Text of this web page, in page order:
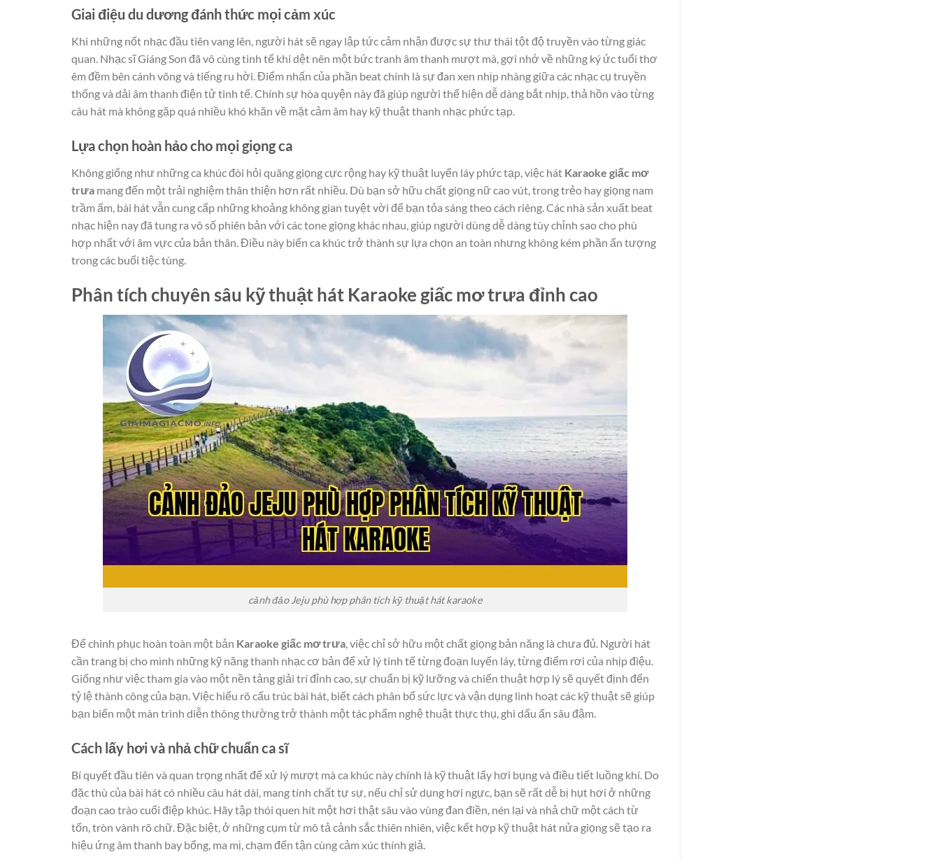
Giai điệu du dương đánh thức mọi cảm xúc
Khi những nốt nhạc đầu tiên vang lên, người hát sẽ ngay lập tức cảm nhận được sự thư thái tột độ truyền vào từng giác
quan. Nhạc sĩ Giáng Son đã vô cùng tinh tế khi dệt nên một bức tranh âm thanh mượt mà, gợi nhớ về những ký ức tuổi thơ
êm đềm bên cánh võng và tiếng ru hời. Điểm nhấn của phần beat chính là sự đan xen nhịp nhàng giữa các nhạc cụ truyền
thống và dải âm thanh điện tử tinh tế. Chính sự hòa quyện này đã giúp người thể hiện dễ dàng bắt nhịp, thả hồn vào từng
câu hát mà không gặp quá nhiều khó khăn về mặt cảm âm hay kỹ thuật thanh nhạc phức tạp.
Lựa chọn hoàn hảo cho mọi giọng ca
Không giống như những ca khúc đòi hỏi quãng giọng cực rộng hay kỹ thuật luyến láy phức tạp, việc hát Karaoke giấc mơ
trưa mang đến một trải nghiệm thân thiện hơn rất nhiều. Dù bạn sở hữu chất giọng nữ cao vút, trong trẻo hay giọng nam
trầm ấm, bài hát vẫn cung cấp những khoảng không gian tuyệt vời để bạn tỏa sáng theo cách riêng. Các nhà sản xuất beat
nhạc hiện nay đã tung ra vô số phiên bản với các tone giọng khác nhau, giúp người dùng dễ dàng tùy chỉnh sao cho phù
hợp nhất với âm vực của bản thân. Điều này biến ca khúc trở thành sự lựa chọn an toàn nhưng không kém phần ấn tượng
trong các buổi tiệc tùng.
Phân tích chuyên sâu kỹ thuật hát Karaoke giấc mơ trưa đỉnh cao
cảnh đảo Jeju phù hợp phân tích kỹ thuật hát karaoke
Để chinh phục hoàn toàn một bản Karaoke giấc mơ trưa, việc chỉ sở hữu một chất giọng bản năng là chưa đủ. Người hát
cần trang bị cho mình những kỹ năng thanh nhạc cơ bản để xử lý tinh tế từng đoạn luyến láy, từng điểm rơi của nhịp điệu.
Giống như việc tham gia vào một nền tảng giải trí đỉnh cao, sự chuẩn bị kỹ lưỡng và chiến thuật hợp lý sẽ quyết định đến
tỷ lệ thành công của bạn. Việc hiểu rõ cấu trúc bài hát, biết cách phân bổ sức lực và vận dụng linh hoạt các kỹ thuật sẽ giúp
bạn biến một màn trình diễn thông thường trở thành một tác phẩm nghệ thuật thực thụ, ghi dấu ấn sâu đậm.
Cách lấy hơi và nhả chữ chuẩn ca sĩ
Bí quyết đầu tiên và quan trọng nhất để xử lý mượt mà ca khúc này chính là kỹ thuật lấy hơi bụng và điều tiết luồng khí. Do
đặc thù của bài hát có nhiều câu hát dài, mang tính chất tự sự, nếu chỉ sử dụng hơi ngực, bạn sẽ rất dễ bị hụt hơi ở những
đoạn cao trào cuối điệp khúc. Hãy tập thói quen hít một hơi thật sâu vào vùng đan điền, nén lại và nhả chữ một cách từ
tốn, tròn vành rõ chữ. Đặc biệt, ở những cụm từ mô tả cảnh sắc thiên nhiên, việc kết hợp kỹ thuật hát nửa giọng sẽ tạo ra
hiệu ứng âm thanh bay bổng, ma mị, chạm đến tận cùng cảm xúc thính giả.